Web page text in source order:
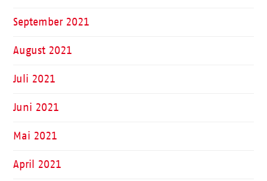
September 2021
August 2021
Juli 2021
Juni 2021
Mai 2021
April 2021